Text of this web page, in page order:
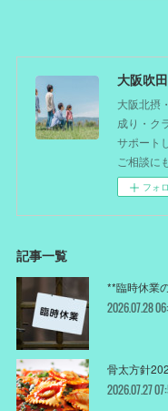
大阪北摂
成り・ク
サポート
ご相談に
フォ
記事一覧
**臨時休業
2026.07.28
骨太方針
2026.07.27